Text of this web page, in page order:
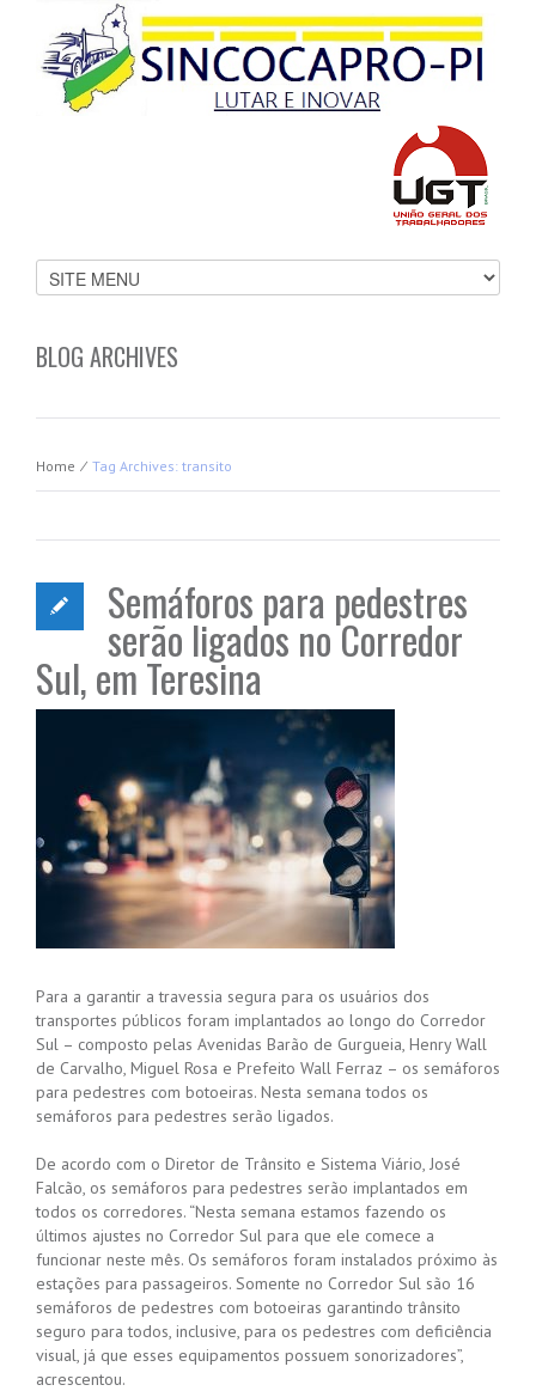
BLOG ARCHIVES
Home ⁄ Tag Archives: transito
Semáforos para pedestres
serão ligados no Corredor
Sul, em Teresina
Para a garantir a travessia segura para os usuários dos
transportes públicos foram implantados ao longo do Corredor
Sul – composto pelas Avenidas Barão de Gurgueia, Henry Wall
de Carvalho, Miguel Rosa e Prefeito Wall Ferraz – os semáforos
para pedestres com botoeiras. Nesta semana todos os
semáforos para pedestres serão ligados.
De acordo com o Diretor de Trânsito e Sistema Viário, José
Falcão, os semáforos para pedestres serão implantados em
todos os corredores. “Nesta semana estamos fazendo os
últimos ajustes no Corredor Sul para que ele comece a
funcionar neste mês. Os semáforos foram instalados próximo às
estações para passageiros. Somente no Corredor Sul são 16
semáforos de pedestres com botoeiras garantindo trânsito
seguro para todos, inclusive, para os pedestres com deficiência
visual, já que esses equipamentos possuem sonorizadores”,
acrescentou.